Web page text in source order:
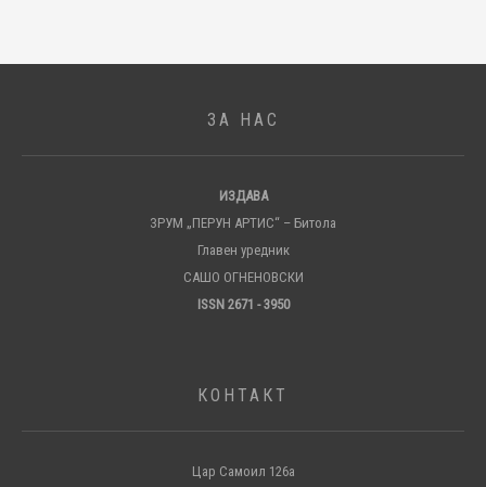
ЗА НАС
ИЗДАВА
ЗРУМ „ПЕРУН АРТИС“ – Битола
Главен уредник
САШО ОГНЕНОВСКИ
ISSN 2671 - 3950
КОНТАКТ
Цар Самоил 126а